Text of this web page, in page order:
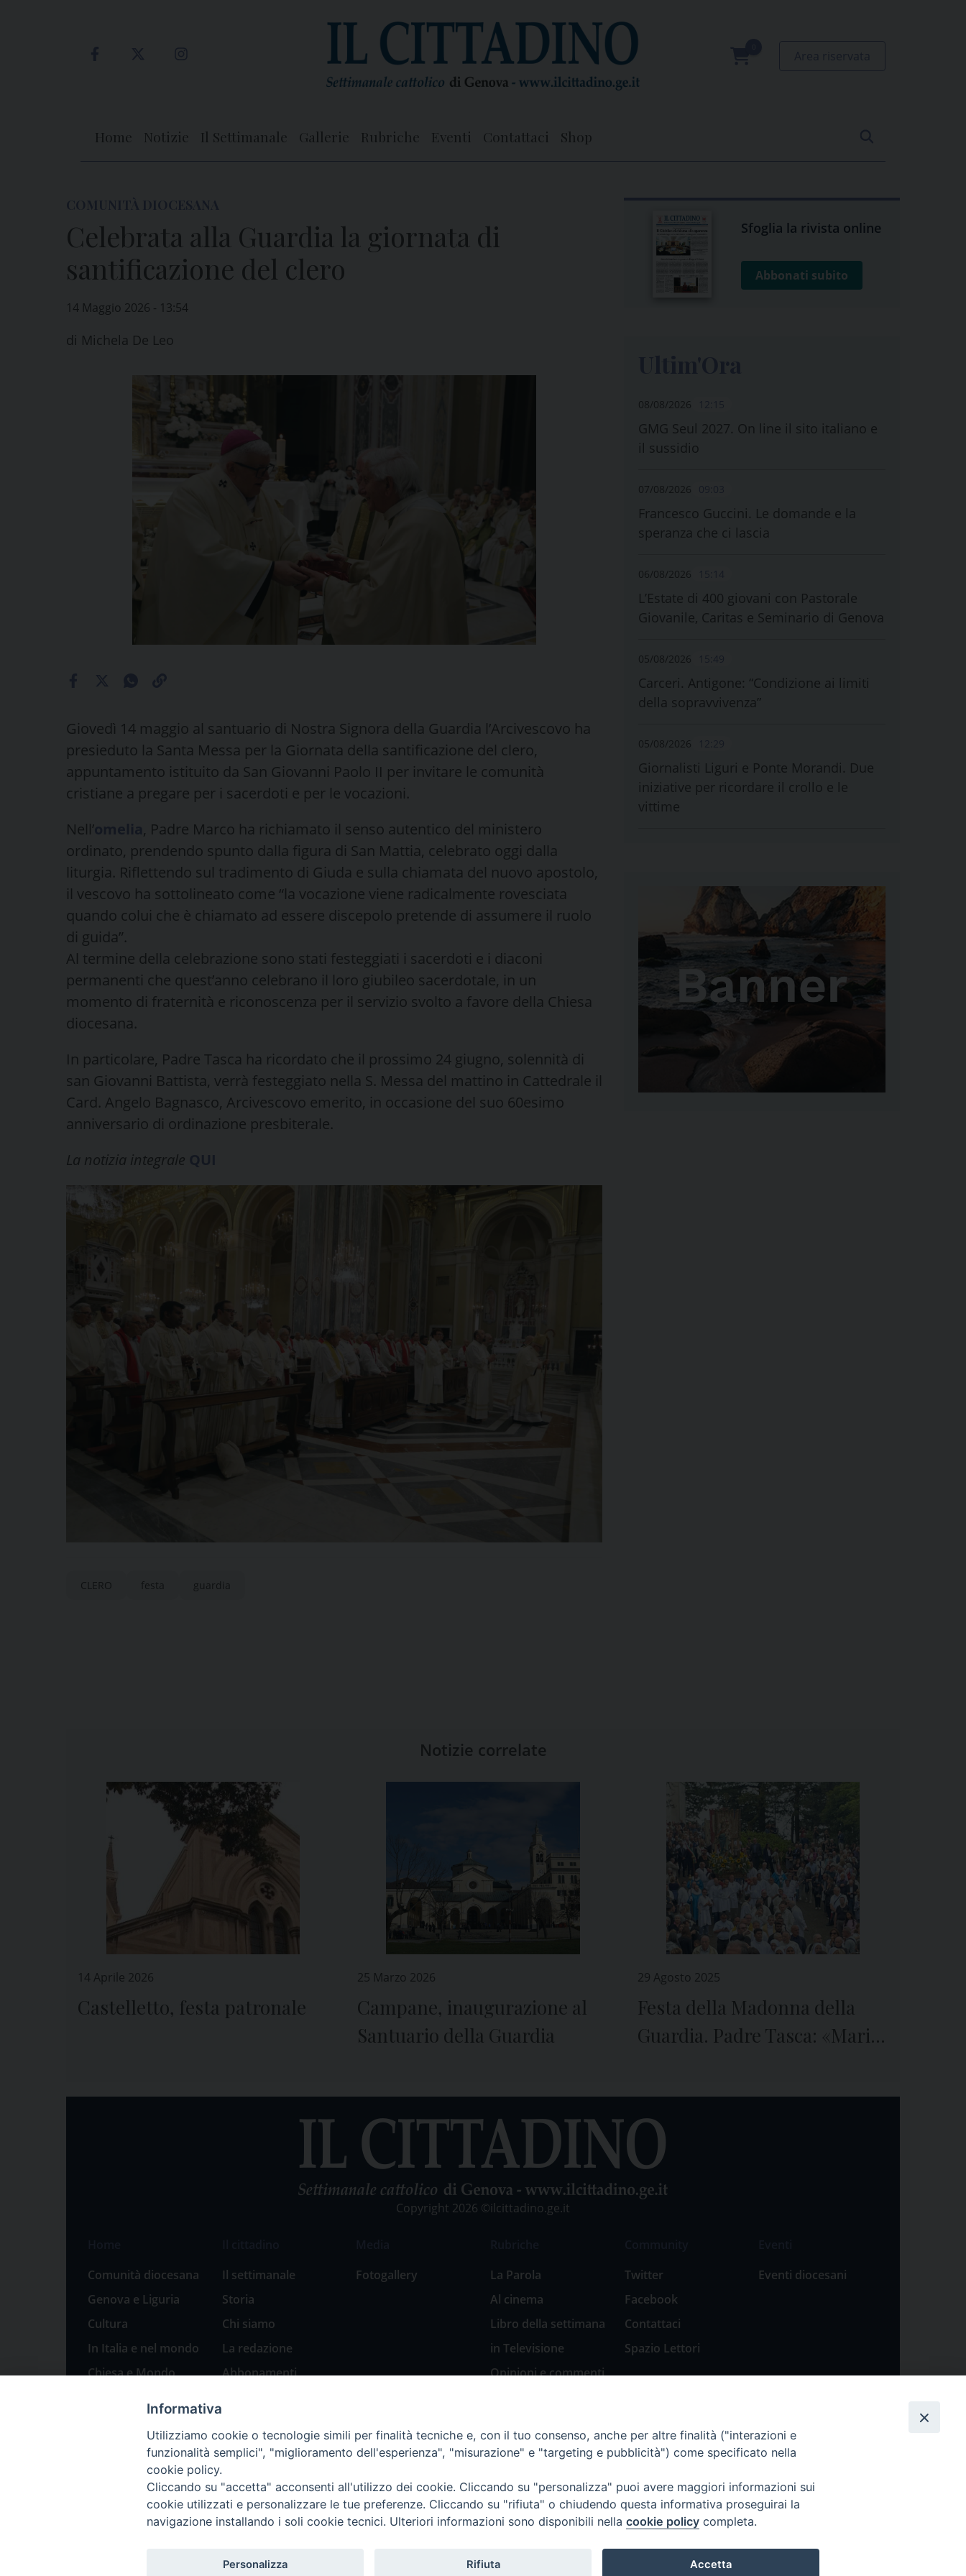
Home Notizie Il Settimanale Gallerie Rubriche Eventi Contattaci Shop
Celebrata alla Guardia la giornata di
santificazione del clero
14 Maggio 2026 - 13:54
di Michela De Leo
Giovedì 14 maggio al santuario di Nostra Signora della Guardia l’Arcivescovo ha
presieduto la Santa Messa per la Giornata della santificazione del clero,
appuntamento istituito da San Giovanni Paolo II per invitare le comunità
cristiane a pregare per i sacerdoti e per le vocazioni.
Nell’
, Padre Marco ha richiamato il senso autentico del ministero
ordinato, prendendo spunto dalla figura di San Mattia, celebrato oggi dalla
liturgia. Riflettendo sul tradimento di Giuda e sulla chiamata del nuovo apostolo,
il vescovo ha sottolineato come “la vocazione viene radicalmente rovesciata
quando colui che è chiamato ad essere discepolo pretende di assumere il ruolo
di guida”.
Al termine della celebrazione sono stati festeggiati i sacerdoti e i diaconi
permanenti che quest’anno celebrano il loro giubileo sacerdotale, in un
momento di fraternità e riconoscenza per il servizio svolto a favore della Chiesa
diocesana.
In particolare, Padre Tasca ha ricordato che il prossimo 24 giugno, solennità di
san Giovanni Battista, verrà festeggiato nella S. Messa del mattino in Cattedrale il
Card. Angelo Bagnasco, Arcivescovo emerito, in occasione del suo 60esimo
anniversario di ordinazione presbiterale.
La notizia integrale
CLERO festa guardia
Sfoglia la rivista online
Abbonati subito
08/08/2026
GMG Seul 2027. On line il sito italiano e
il sussidio
07/08/2026
Francesco Guccini. Le domande e la
speranza che ci lascia
06/08/2026
L’Estate di 400 giovani con Pastorale
Giovanile, Caritas e Seminario di Genova
05/08/2026
Carceri. Antigone: “Condizione ai limiti
della sopravvivenza”
05/08/2026
Giornalisti Liguri e Ponte Morandi. Due
iniziative per ricordare il crollo e le
vittime
Notizie correlate
14 Aprile 2026
Castelletto, festa patronale
25 Marzo 2026
Campane, inaugurazione al
Santuario della Guardia
29 Agosto 2025
Festa della Madonna della
Guardia. Padre Tasca: «Maria,
mondo»
Copyright 2026 ©ilcittadino.ge.it
Comunità diocesana
Genova e Liguria
Cultura
In Italia e nel mondo
Chiesa e Mondo
Natale 2023: presepi
Il settimanale
Storia
Chi siamo
La redazione
Abbonamenti
Fotogallery
La Parola
Al cinema
Libro della settimana
in Televisione
Opinioni e commenti
Natale 2018: Presepi
in Diocesi
Natale 2020: Presepi
nella Diocesi di
Genova
Twitter
Facebook
Contattaci
Spazio Lettori
Eventi diocesani
Informativa
Utilizziamo cookie o tecnologie simili per finalità tecniche e, con il tuo consenso, anche per altre finalità ("interazioni e
funzionalità semplici", "miglioramento dell'esperienza", "misurazione" e "targeting e pubblicità") come specificato nella
cookie policy.
Cliccando su "accetta" acconsenti all'utilizzo dei cookie. Cliccando su "personalizza" puoi avere maggiori informazioni sui
cookie utilizzati e personalizzare le tue preferenze. Cliccando su "rifiuta" o chiudendo questa informativa proseguirai la
navigazione installando i soli cookie tecnici. Ulteriori informazioni sono disponibili nella cookie policy completa.
Personalizza Rifiuta Accetta